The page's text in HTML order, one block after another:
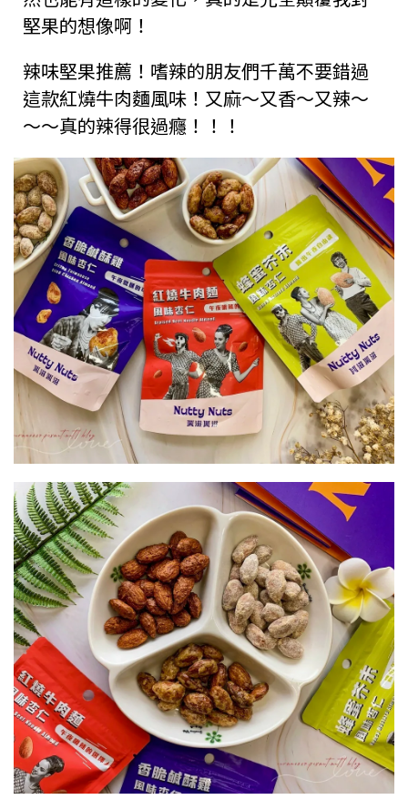
堅果的想像啊！
辣味堅果推薦！嗜辣的朋友們千萬不要錯過
這款紅燒牛肉麵風味！又麻～又香～又辣～
～～真的辣得很過癮！！！